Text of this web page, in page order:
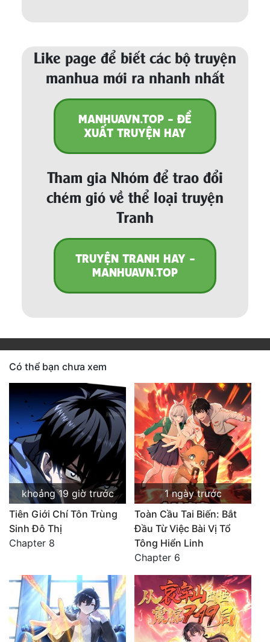
Like page để biết các bộ truyện
manhua mới ra nhanh nhất
MANHUAVN.TOP - ĐỀ
XUẤT TRUYỆN HAY
Tham gia Nhóm để trao đổi
chém gió về thể loại truyện
Tranh
TRUYỆN TRANH HAY -
MANHUAVN.TOP
Có thể bạn chưa xem
khoảng 19 giờ trước
Tiên Giới Chí Tôn Trùng
Sinh Đô Thị
Chapter 8
1 ngày trước
Toàn Cầu Tai Biến: Bắt
Đầu Từ Việc Bài Vị Tổ
Tông Hiển Linh
Chapter 6